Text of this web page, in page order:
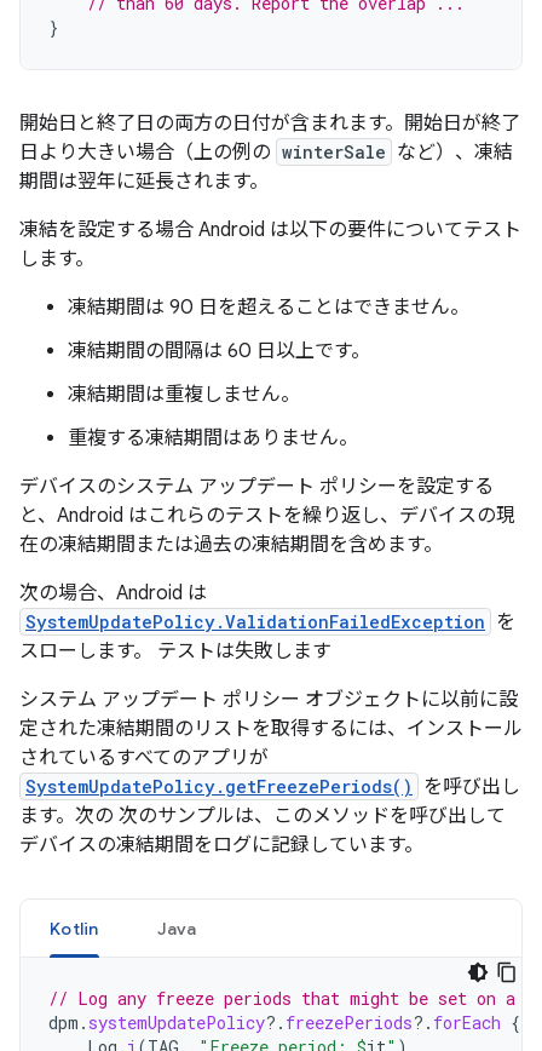
}
開始日と終了日の両方の日付が含まれます。開始日が終了
日より大きい場合（上の例の winterSale など）、凍結
期間は翌年に延長されます。
凍結を設定する場合 Android は以下の要件についてテスト
します。
凍結期間は 90 日を超えることはできません。
凍結期間の間隔は 60 日以上です。
凍結期間は重複しません。
重複する凍結期間はありません。
デバイスのシステム アップデート ポリシーを設定する
と、Android はこれらのテストを繰り返し、デバイスの現
在の凍結期間または過去の凍結期間を含めます。
次の場合、Android は
SystemUpdatePolicy.ValidationFailedException を
スローします。 テストは失敗します
システム アップデート ポリシー オブジェクトに以前に設
定された凍結期間のリストを取得するには、インストール
されているすべてのアプリが
SystemUpdatePolicy.getFreezePeriods()
を呼び出し
ます。次の 次のサンプルは、このメソッドを呼び出して
デバイスの凍結期間をログに記録しています。
Kotlin Java
// Log any freeze periods that might be set on a
dpm . systemUpdatePolicy?. freezePeriods?. forEach {